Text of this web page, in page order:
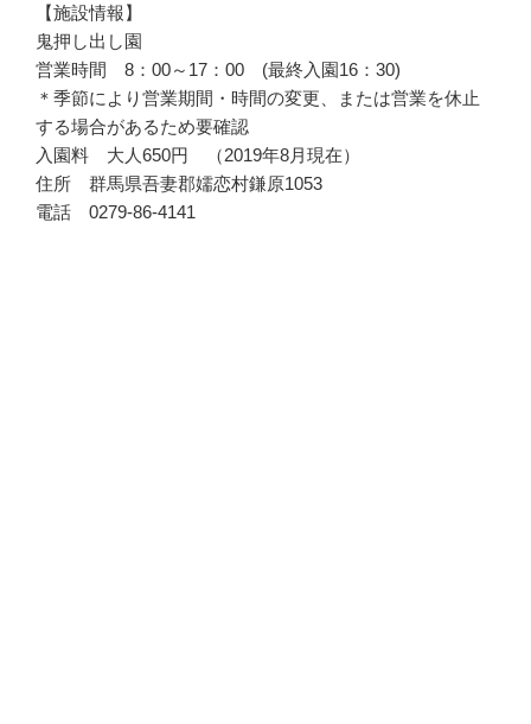
【施設情報】
鬼押し出し園
営業時間 8：00～17：00 (最終入園16：30)
＊季節により営業期間・時間の変更、または営業を休止
する場合があるため要確認
入園料 大人650円 （2019年8月現在）
住所 群馬県吾妻郡嬬恋村鎌原1053
電話 0279-86-4141